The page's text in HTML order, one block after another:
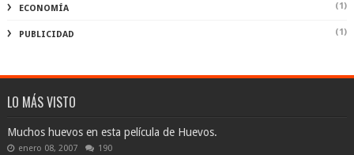
ECONOMÍA (1)
PUBLICIDAD (1)
LO MÁS VISTO
Muchos huevos en esta película de Huevos.
enero 08, 2007 190